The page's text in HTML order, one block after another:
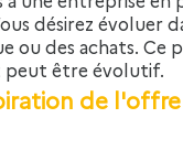
désirez évoluer
ou des achats. Ce
être évolutif.
de l'offre